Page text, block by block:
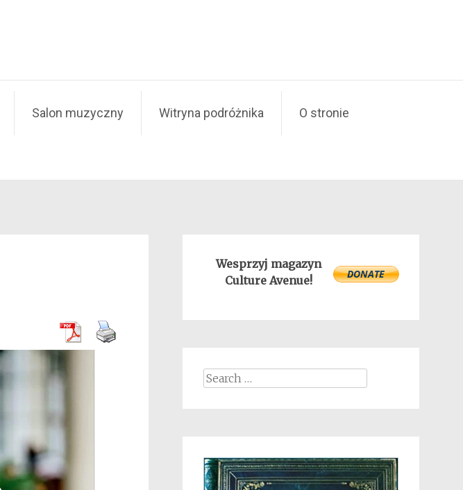
Salon muzyczny Witryna podróżnika O stronie
Wesprzyj magazyn
Culture Avenue!
Search